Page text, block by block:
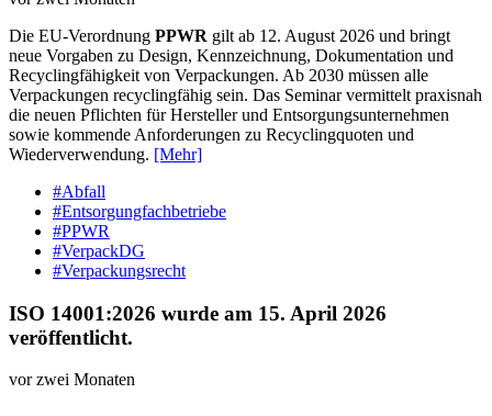
Die EU-Verordnung PPWR gilt ab 12. August 2026 und bringt
neue Vorgaben zu Design, Kennzeichnung, Dokumentation und
Recyclingfähigkeit von Verpackungen. Ab 2030 müssen alle
Verpackungen recyclingfähig sein. Das Seminar vermittelt praxisnah
die neuen Pflichten für Hersteller und Entsorgungsunternehmen
sowie kommende Anforderungen zu Recyclingquoten und
Wiederverwendung. [Mehr]
#Abfall
#Entsorgungfachbetriebe
#PPWR
#VerpackDG
#Verpackungsrecht
ISO 14001:2026 wurde am 15. April 2026
veröffentlicht.
vor zwei Monaten